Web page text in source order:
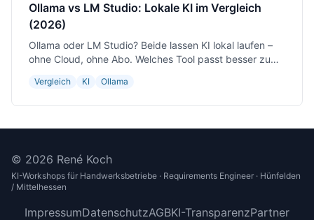
Ollama vs LM Studio: Lokale KI im Vergleich
(2026)
Ollama oder LM Studio? Beide lassen KI lokal laufen –
ohne Cloud, ohne Abo. Welches Tool passt besser zu
Vergleich KI Ollama
© 2026 René Koch
KI-Workshops für Handwerksbetriebe · Requirements Engineer · Hünfelden
/ Mittelhessen
ImpressumDatenschutzAGBKI-TransparenzPartner